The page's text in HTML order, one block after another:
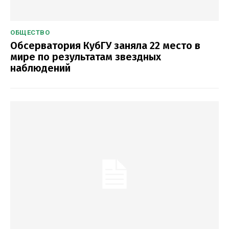
ОБЩЕСТВО
Обсерватория КубГУ заняла 22 место в
мире по результатам звездных
наблюдений